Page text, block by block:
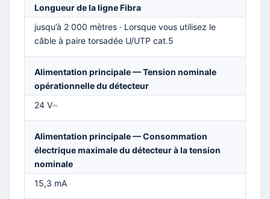
Longueur de la ligne Fibra
jusqu’à 2 000 mètres · Lorsque vous utilisez le
câble à paire torsadée U/UTP cat.5
Alimentation principale — Tension nominale
opérationnelle du détecteur
24 V⎓
Alimentation principale — Consommation
électrique maximale du détecteur à la tension
nominale
15,3 mA